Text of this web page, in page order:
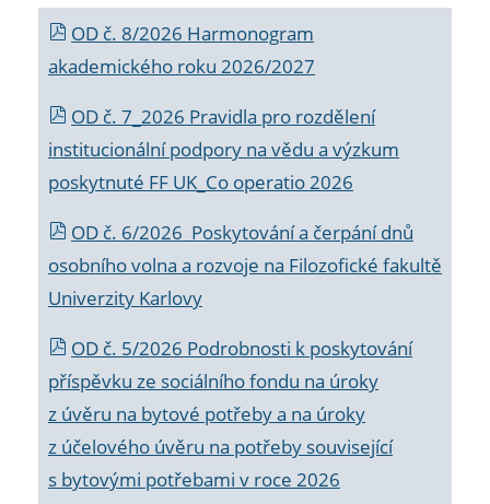
OD č. 8/2026 Harmonogram
akademického roku 2026/2027
OD č. 7_2026 Pravidla pro rozdělení
institucionální podpory na vědu a výzkum
poskytnuté FF UK_Co operatio 2026
OD č. 6/2026 Poskytování a čerpání dnů
osobního volna a rozvoje na Filozofické fakultě
Univerzity Karlovy
OD č. 5/2026 Podrobnosti k poskytování
příspěvku ze sociálního fondu na úroky
z úvěru na bytové potřeby a na úroky
z účelového úvěru na potřeby související
s bytovými potřebami v roce 2026